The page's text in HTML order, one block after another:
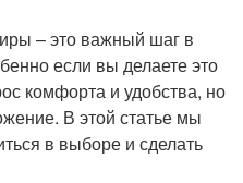
– это важный шаг в
если вы делаете это
комфорта и удобства, но
В этой статье мы
в выборе и сделать